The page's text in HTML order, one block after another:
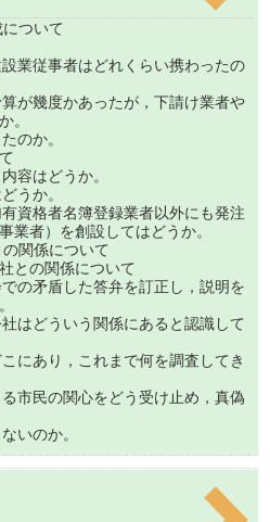
ついて
従事者はどれくらい携わったの
幾度かあったが，下請け業者や
。
のか。
はどうか。
うか。
格者名簿登録業者以外にも発注
業者）を創設してはどうか。
関係について
との関係について
矛盾した答弁を訂正し，説明を
どういう関係にあると認識して
あり，これまで何を調査してき
民の関心をどう受け止め，真偽
いのか。